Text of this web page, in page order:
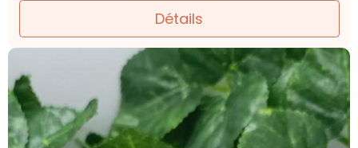
Détails